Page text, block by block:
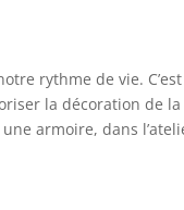
rythme de vie.
la décoration de
armoire, dans